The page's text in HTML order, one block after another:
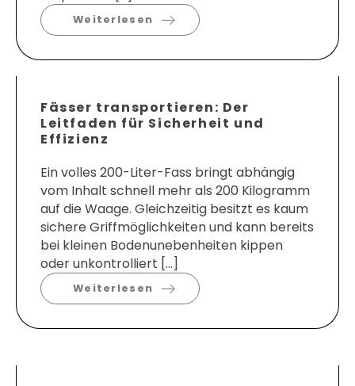
Weiterlesen
Fässer transportieren: Der
Leitfaden für Sicherheit und
Effizienz
Ein volles 200-Liter-Fass bringt abhängig
vom Inhalt schnell mehr als 200 Kilogramm
auf die Waage. Gleichzeitig besitzt es kaum
sichere Griffmöglichkeiten und kann bereits
bei kleinen Bodenunebenheiten kippen
oder unkontrolliert […]
Weiterlesen